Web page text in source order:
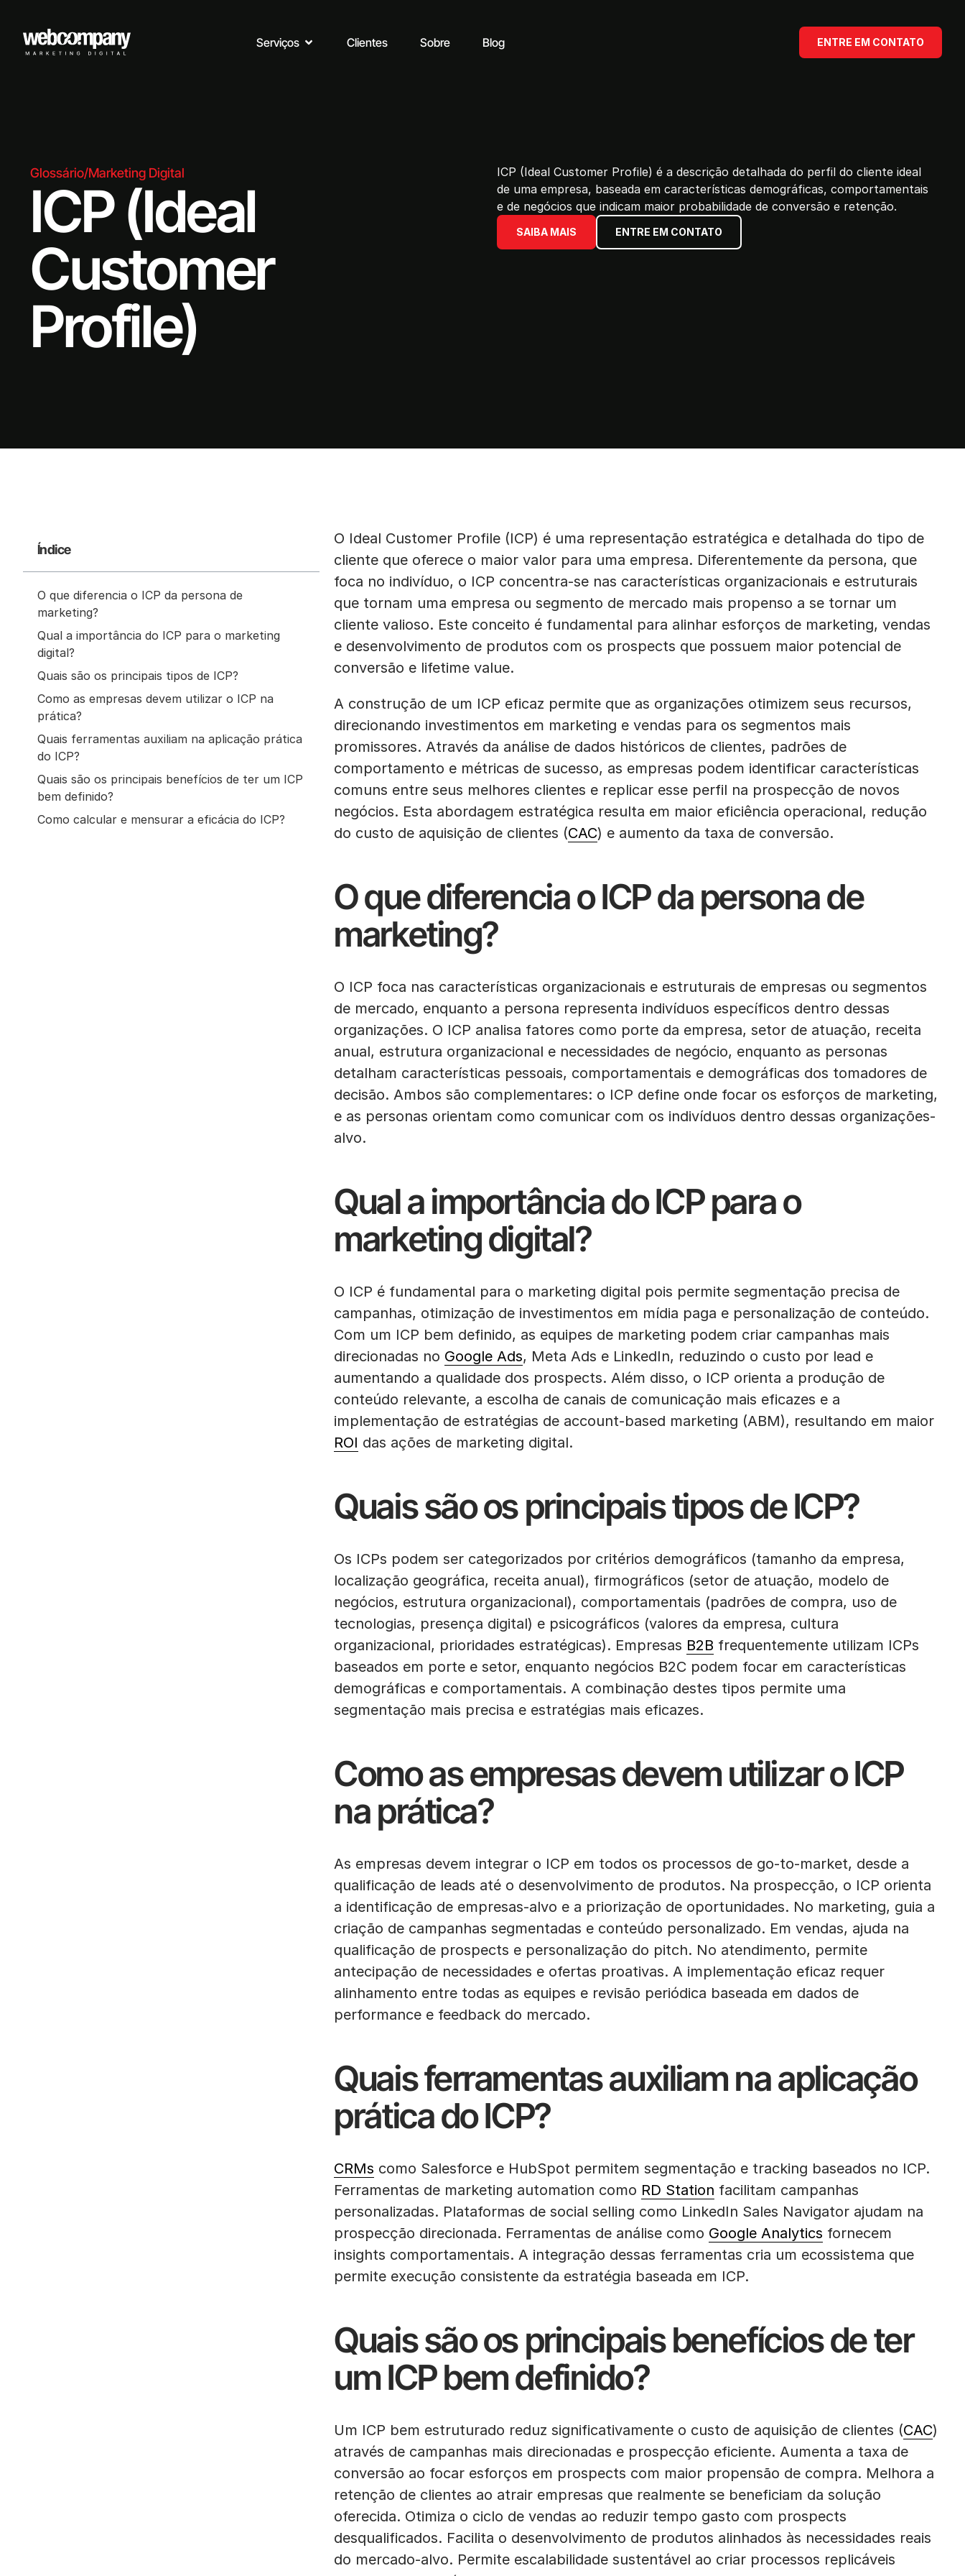
Serviços Clientes Sobre Blog ENTRE EM CONTATO
Glossário/Marketing Digital
ICP (Ideal
Customer
Profile)
ICP (Ideal Customer Profile) é a descrição detalhada do perfil do cliente ideal
de uma empresa, baseada em características demográficas, comportamentais
e de negócios que indicam maior probabilidade de conversão e retenção.
SAIBA MAIS ENTRE EM CONTATO
Índice
O que diferencia o ICP da persona de
marketing?
Qual a importância do ICP para o marketing
digital?
Quais são os principais tipos de ICP?
Como as empresas devem utilizar o ICP na
prática?
Quais ferramentas auxiliam na aplicação prática
do ICP?
Quais são os principais benefícios de ter um ICP
bem definido?
Como calcular e mensurar a eficácia do ICP?
O Ideal Customer Profile (ICP) é uma representação estratégica e detalhada do tipo de
cliente que oferece o maior valor para uma empresa. Diferentemente da persona, que
foca no indivíduo, o ICP concentra-se nas características organizacionais e estruturais
que tornam uma empresa ou segmento de mercado mais propenso a se tornar um
cliente valioso. Este conceito é fundamental para alinhar esforços de marketing, vendas
e desenvolvimento de produtos com os prospects que possuem maior potencial de
conversão e lifetime value.
A construção de um ICP eficaz permite que as organizações otimizem seus recursos,
direcionando investimentos em marketing e vendas para os segmentos mais
promissores. Através da análise de dados históricos de clientes, padrões de
comportamento e métricas de sucesso, as empresas podem identificar características
comuns entre seus melhores clientes e replicar esse perfil na prospecção de novos
negócios. Esta abordagem estratégica resulta em maior eficiência operacional, redução
do custo de aquisição de clientes (CAC) e aumento da taxa de conversão.
O que diferencia o ICP da persona de
marketing?
O ICP foca nas características organizacionais e estruturais de empresas ou segmentos
de mercado, enquanto a persona representa indivíduos específicos dentro dessas
organizações. O ICP analisa fatores como porte da empresa, setor de atuação, receita
anual, estrutura organizacional e necessidades de negócio, enquanto as personas
detalham características pessoais, comportamentais e demográficas dos tomadores de
decisão. Ambos são complementares: o ICP define onde focar os esforços de marketing,
e as personas orientam como comunicar com os indivíduos dentro dessas organizações-
alvo.
Qual a importância do ICP para o
marketing digital?
O ICP é fundamental para o marketing digital pois permite segmentação precisa de
campanhas, otimização de investimentos em mídia paga e personalização de conteúdo.
Com um ICP bem definido, as equipes de marketing podem criar campanhas mais
direcionadas no Google Ads, Meta Ads e LinkedIn, reduzindo o custo por lead e
aumentando a qualidade dos prospects. Além disso, o ICP orienta a produção de
conteúdo relevante, a escolha de canais de comunicação mais eficazes e a
implementação de estratégias de account-based marketing (ABM), resultando em maior
ROI das ações de marketing digital.
Quais são os principais tipos de ICP?
Os ICPs podem ser categorizados por critérios demográficos (tamanho da empresa,
localização geográfica, receita anual), firmográficos (setor de atuação, modelo de
negócios, estrutura organizacional), comportamentais (padrões de compra, uso de
tecnologias, presença digital) e psicográficos (valores da empresa, cultura
organizacional, prioridades estratégicas). Empresas B2B frequentemente utilizam ICPs
baseados em porte e setor, enquanto negócios B2C podem focar em características
demográficas e comportamentais. A combinação destes tipos permite uma
segmentação mais precisa e estratégias mais eficazes.
Como as empresas devem utilizar o ICP
na prática?
As empresas devem integrar o ICP em todos os processos de go-to-market, desde a
qualificação de leads até o desenvolvimento de produtos. Na prospecção, o ICP orienta
a identificação de empresas-alvo e a priorização de oportunidades. No marketing, guia a
criação de campanhas segmentadas e conteúdo personalizado. Em vendas, ajuda na
qualificação de prospects e personalização do pitch. No atendimento, permite
antecipação de necessidades e ofertas proativas. A implementação eficaz requer
alinhamento entre todas as equipes e revisão periódica baseada em dados de
performance e feedback do mercado.
Quais ferramentas auxiliam na aplicação
prática do ICP?
CRMs como Salesforce e HubSpot permitem segmentação e tracking baseados no ICP.
Ferramentas de marketing automation como RD Station facilitam campanhas
personalizadas. Plataformas de social selling como LinkedIn Sales Navigator ajudam na
prospecção direcionada. Ferramentas de análise como Google Analytics fornecem
insights comportamentais. A integração dessas ferramentas cria um ecossistema que
permite execução consistente da estratégia baseada em ICP.
Quais são os principais benefícios de ter
um ICP bem definido?
Um ICP bem estruturado reduz significativamente o custo de aquisição de clientes (CAC)
através de campanhas mais direcionadas e prospecção eficiente. Aumenta a taxa de
conversão ao focar esforços em prospects com maior propensão de compra. Melhora a
retenção de clientes ao atrair empresas que realmente se beneficiam da solução
oferecida. Otimiza o ciclo de vendas ao reduzir tempo gasto com prospects
desqualificados. Facilita o desenvolvimento de produtos alinhados às necessidades reais
do mercado-alvo. Permite escalabilidade sustentável ao criar processos replicáveis